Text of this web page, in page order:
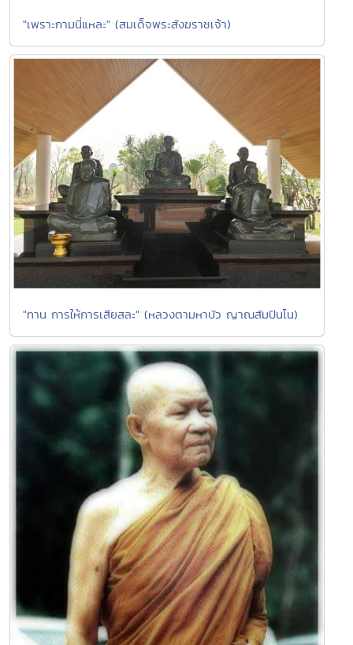
"เพราะกามนี่แหละ" (สมเด็จพระสังฆราชเจ้า)
"ทาน การให้การเสียสละ" (หลวงตามหาบัว ญาณสัมปันโน)